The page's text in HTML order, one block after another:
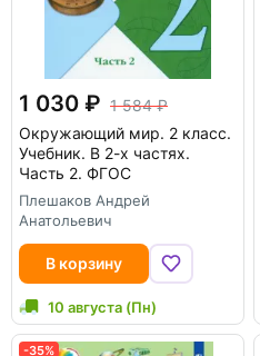
1 030
1 584
Окружающий мир. 2 класс.
Учебник. В 2-х частях.
Часть 2. ФГОС
Плешаков Андрей
Анатольевич
В корзину
10 августа (Пн)
-35%